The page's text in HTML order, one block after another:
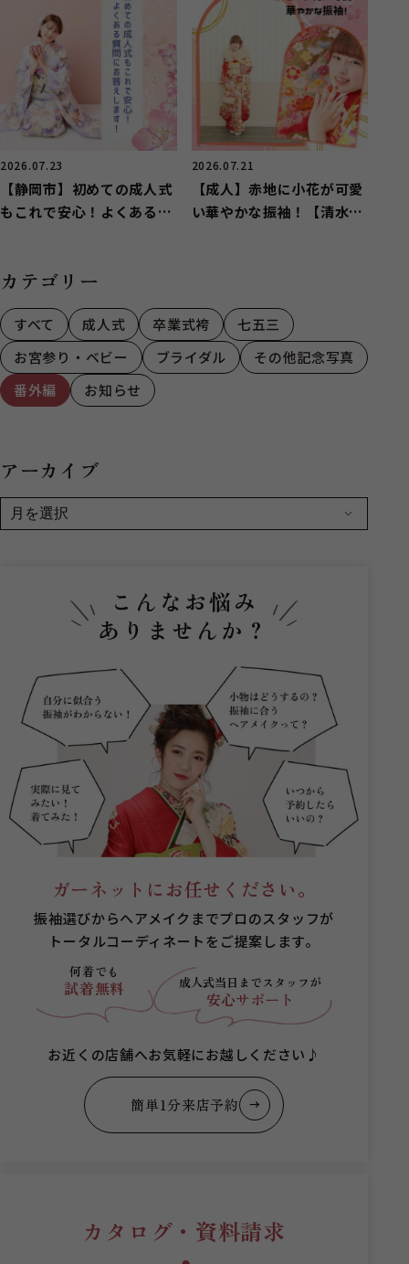
2026.07.23
【静岡市】初めての成人式
もこれで安心！よくある質
2026.07.21
【成人】赤地に小花が可愛
い華やかな振袖！【清水区
カテゴリー
すべて 成人式 卒業式袴
七五三
お宮参り・ベビー
ブライダル
その他記念写真
番外編
お知らせ
アーカイブ
こんなお悩み
ありませんか？
ガーネットにお任せください。
振袖選びからヘアメイクまでプロのスタッフが
トータルコーディネートをご提案します。
何着でも
試着無料 成人式当日までスタッフが
安心サポート
お近くの店舗へお気軽にお越しください♪
簡単1分来店予約
カタログ・資料請求